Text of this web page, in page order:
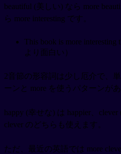
beautiful (美しい) なら more
ら more interesting です。
This book is more
より面白い）
2音節の形容詞は少し厄介で、
ーンと more を使うパターンがあ
happy (幸せな) は happier、
clever のどちらも使えます。
ただ、最近の英語では more